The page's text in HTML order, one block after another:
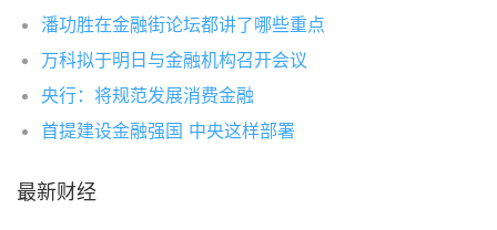
潘功胜在金融街论坛都讲了哪些重点
万科拟于明日与金融机构召开会议
央行：将规范发展消费金融
首提建设金融强国 中央这样部署
最新财经